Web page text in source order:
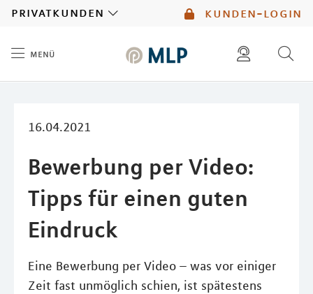
kunden-login
privatkunden
menü
16.04.2021
Bewerbung per Video:
Tipps für einen guten
Eindruck
Eine Bewerbung per Video – was vor einiger
Zeit fast unmöglich schien, ist spätestens